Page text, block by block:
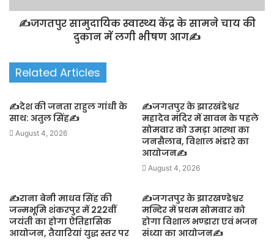
✍️जगतपुर सामुदायिक स्वास्थ्य केंद्र के सामने चाय की
दुकान में लगी भीषण आग✍️
Related Articles
✍️देश की जनता राहुल गांधी के
साथ: अतुल सिंह✍️
August 4, 2026
✍️जगतपुर के झारखंडेश्वर
महादेव मंदिर में सावन के पहले
सोमवार को उमड़ा आस्था का
जनसैलाब, विशाल भंडारे का
आयोजन✍️
August 4, 2026
✍️राना बेनी माधव सिंह की
जन्मभूमि शंकरपुर में 222वीं
जयंती का होगा ऐतिहासिक
आयोजन, तैयारियां युद्ध स्तर पर
✍️जगतपुर के झारखण्डेश्वर
मन्दिर में प्रथम सोमवार को
होगा विशाल भण्डारा एवं भजन
संध्या का आयोजन✍️